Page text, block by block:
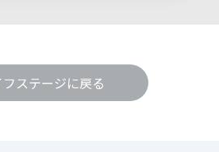
フステージに戻る